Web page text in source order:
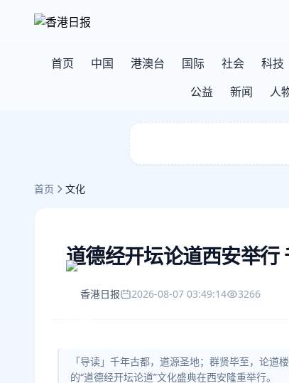
首页 中国 港澳台 国际 社会 科技
公益
新闻 人
首页 文化
道德经开坛论道西安举行
香港日报 2026-08-07 03:49:14 3266
「导读」千年古都，道源圣地；群贤毕至，论道
的“道德经开坛论道”文化盛典在西安隆重举行。